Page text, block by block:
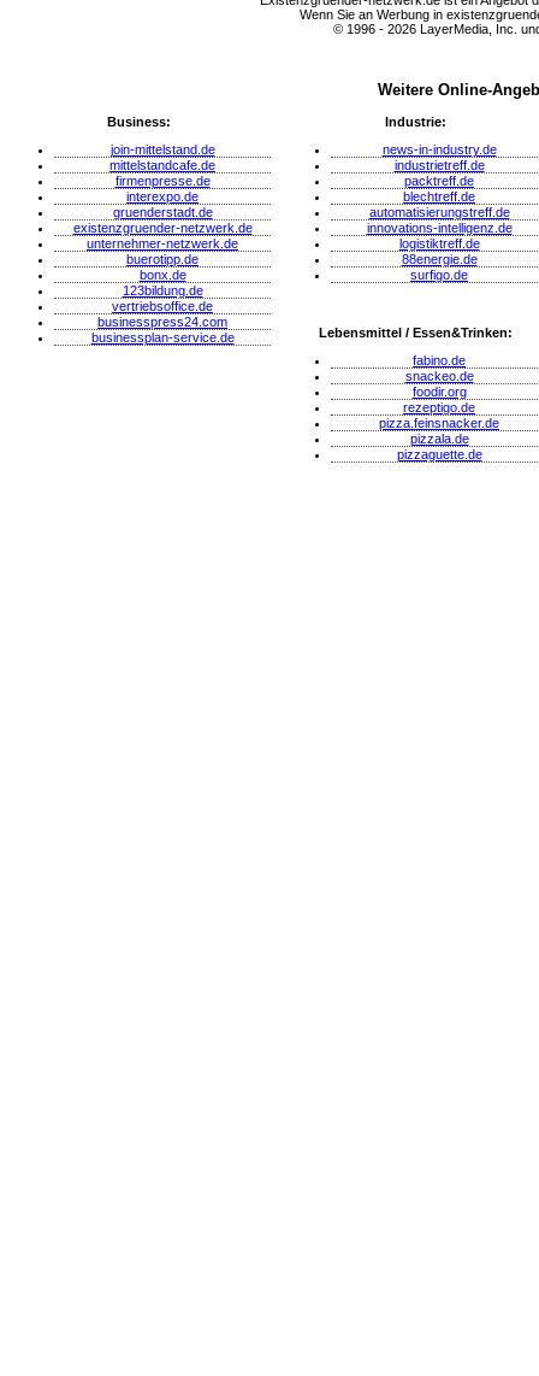
Wenn Sie an Werbung in
© 1996 - 2026 LayerMedia, Inc.
Weitere Online-
Business:
join-mittelstand.de
mittelstandcafe.de
firmenpresse.de
interexpo.de
gruenderstadt.de
existenzgruender-netzwerk.de
unternehmer-netzwerk.de
buerotipp.de
bonx.de
123bildung.de
vertriebsoffice.de
businesspress24.com
businessplan-service.de
Industrie:
news-in-industry.de
industrietreff.de
packtreff.de
blechtreff.de
automatisierungstreff.de
innovations-intelligenz.de
logistiktreff.de
88energie.de
surfigo.de
Lebensmittel / Essen&Trinken:
fabino.de
snackeo.de
foodir.org
rezeptigo.de
pizza.feinsnacker.de
pizzala.de
pizzaguette.de